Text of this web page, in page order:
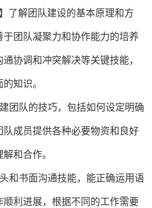
】 了解团队建设的基本原理和方
于团队凝聚力和协作能力的培养
通协调和冲突解决等关键技能，
的知识。
团队的技巧，包括如何设定明确
成员提供各种必要物资和良好
和合作。
和书面沟通技能， 能正确运用语
利进展，根据不同的工作需要